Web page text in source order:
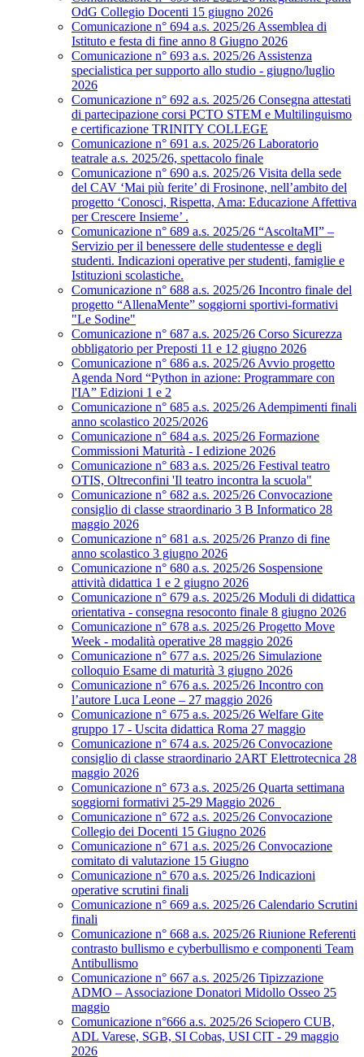
OdG Collegio Docenti 15 giugno 2026
Comunicazione n° 694 a.s. 2025/26 Assemblea di
Istituto e festa di fine anno 8 Giugno 2026
Comunicazione n° 693 a.s. 2025/26 Assistenza
specialistica per supporto allo studio - giugno/luglio
2026
Comunicazione n° 692 a.s. 2025/26 Consegna attestati
di partecipazione corsi PCTO STEM e Multilinguismo
e certificazione TRINITY COLLEGE
Comunicazione n° 691 a.s. 2025/26 Laboratorio
teatrale a.s. 2025/26, spettacolo finale
Comunicazione n° 690 a.s. 2025/26 Visita della sede
del CAV ‘Mai più ferite’ di Frosinone, nell’ambito del
progetto ‘Conosci, Rispetta, Ama: Educazione Affettiva
per Crescere Insieme’ .
Comunicazione n° 689 a.s. 2025/26 “AscoltaMI” –
Servizio per il benessere delle studentesse e degli
studenti. Indicazioni operative per studenti, famiglie e
Istituzioni scolastiche.
Comunicazione n° 688 a.s. 2025/26 Incontro finale del
progetto “AllenaMente” soggiorni sportivi‑formativi
"Le Sodine"
Comunicazione n° 687 a.s. 2025/26 Corso Sicurezza
obbligatorio per Preposti 11 e 12 giugno 2026
Comunicazione n° 686 a.s. 2025/26 Avvio progetto
Agenda Nord “Python in azione: Programmare con
l'IA” Edizioni 1 e 2
Comunicazione n° 685 a.s. 2025/26 Adempimenti finali
anno scolastico 2025/2026
Comunicazione n° 684 a.s. 2025/26 Formazione
Commissioni Maturità - I edizione 2026
Comunicazione n° 683 a.s. 2025/26 Festival teatro
OTIS, Oltreconfini 'Il teatro incontra la scuola"
Comunicazione n° 682 a.s. 2025/26 Convocazione
consiglio di classe straordinario 3 B Informatico 28
maggio 2026
Comunicazione n° 681 a.s. 2025/26 Pranzo di fine
anno scolastico 3 giugno 2026
Comunicazione n° 680 a.s. 2025/26 Sospensione
attività didattica 1 e 2 giugno 2026
Comunicazione n° 679 a.s. 2025/26 Moduli di didattica
orientativa - consegna resoconto finale 8 giugno 2026
Comunicazione n° 678 a.s. 2025/26 Progetto Move
Week - modalità operative 28 maggio 2026
Comunicazione n° 677 a.s. 2025/26 Simulazione
colloquio Esame di maturità 3 giugno 2026
Comunicazione n° 676 a.s. 2025/26 Incontro con
l’autore Luca Leone – 27 maggio 2026
Comunicazione n° 675 a.s. 2025/26 Welfare Gite
gruppo 17 - Uscita didattica Roma 27 maggio
Comunicazione n° 674 a.s. 2025/26 Convocazione
consiglio di classe straordinario 2ART Elettrotecnica 28
maggio 2026
Comunicazione n° 673 a.s. 2025/26 Quarta settimana
soggiorni formativi 25-29 Maggio 2026
Comunicazione n° 672 a.s. 2025/26 Convocazione
Collegio dei Docenti 15 Giugno 2026
Comunicazione n° 671 a.s. 2025/26 Convocazione
comitato di valutazione 15 Giugno
Comunicazione n° 670 a.s. 2025/26 Indicazioni
operative scrutini finali
Comunicazione n° 669 a.s. 2025/26 Calendario Scrutini
finali
Comunicazione n° 668 a.s. 2025/26 Riunione Referenti
contrasto bullismo e cyberbullismo e componenti Team
Antibullismo
Comunicazione n° 667 a.s. 2025/26 Tipizzazione
ADMO – Associazione Donatori Midollo Osseo 25
maggio
Comunicazione n°666 a.s. 2025/26 Sciopero CUB,
ADL Varese, SGB, SI Cobas, USI CIT - 29 maggio
2026